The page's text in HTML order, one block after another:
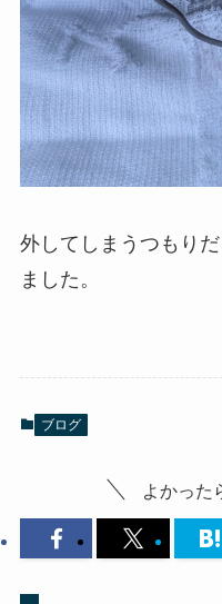
外してしまうつもり
ました。
ブログ
よかった